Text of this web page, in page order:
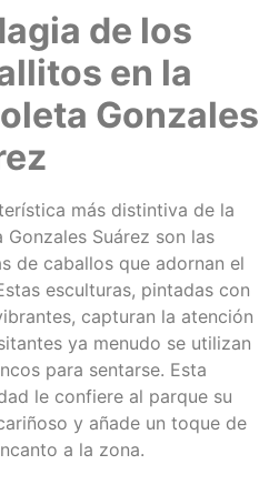
de los
en la
Gonzales
más distintiva de la
Gonzales Suárez son las
de caballos que adornan el
esculturas, pintadas con
capturan la atención
ya menudo se utilizan
para sentarse. Esta
le confiere al parque su
y añade un toque de
a la zona.